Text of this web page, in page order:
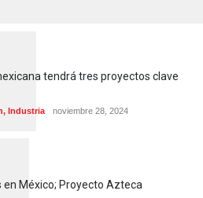
tendrá tres proyectos clave
, Industria noviembre 28, 2024
en México; Proyecto Azteca